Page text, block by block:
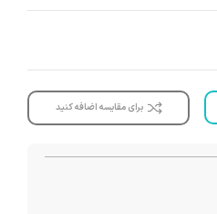
برای مقایسه اضافه کنید